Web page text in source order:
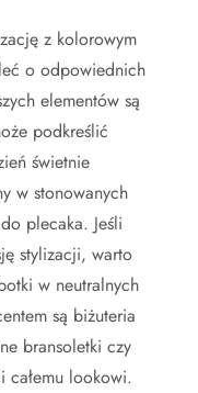
z kolorowym
o odpowiednich
elementów są
podkreślić
świetnie
w stonowanych
plecaka. Jeśli
stylizacji, warto
w neutralnych
są biżuteria
bransoletki czy
całemu lookowi.